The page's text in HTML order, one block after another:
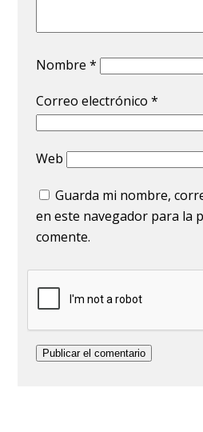
Nombre*
Correo electrónico*
Web
Guarda mi nombre,
en este navegador para la
comente.